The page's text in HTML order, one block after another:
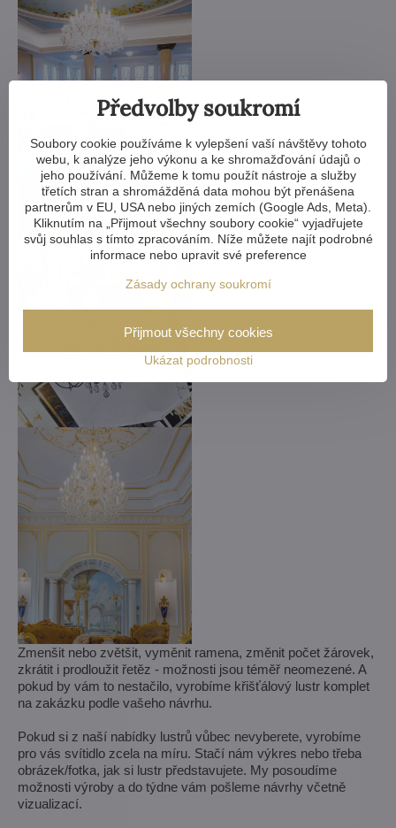
Zmenšit nebo zvětšit, vyměnit ramena, změnit počet žárovek,
zkrátit i prodloužit řetěz - možnosti jsou téměř neomezené. A
pokud by vám to nestačilo, vyrobíme křišťálový lustr komplet
na zakázku podle vašeho návrhu.
Pokud si z naší nabídky lustrů vůbec nevyberete, vyrobíme
pro vás svítidlo zcela na míru. Stačí nám výkres nebo třeba
obrázek/fotka, jak si lustr představujete. My posoudíme
možnosti výroby a do týdne vám pošleme návrhy včetně
vizualizací.
Předvolby soukromí
Soubory cookie používáme k vylepšení vaší návštěvy tohoto
webu, k analýze jeho výkonu a ke shromažďování údajů o
jeho používání. Můžeme k tomu použít nástroje a služby
třetích stran a shromážděná data mohou být přenášena
partnerům v EU, USA nebo jiných zemích (Google Ads, Meta).
Kliknutím na „Přijmout všechny soubory cookie“ vyjadřujete
svůj souhlas s tímto zpracováním. Níže můžete najít podrobné
informace nebo upravit své preference
Zásady ochrany soukromí
Ukázat podrobnosti
Přijmout všechny cookies